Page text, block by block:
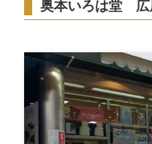
奥本いろは堂 広